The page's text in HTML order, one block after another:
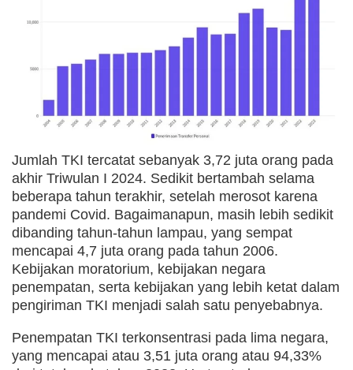
Jumlah TKI tercatat sebanyak 3,72 juta orang pada
akhir Triwulan I 2024. Sedikit bertambah selama
beberapa tahun terakhir, setelah merosot karena
pandemi Covid. Bagaimanapun, masih lebih sedikit
dibanding tahun-tahun lampau, yang sempat
mencapai 4,7 juta orang pada tahun 2006.
Kebijakan moratorium, kebijakan negara
penempatan, serta kebijakan yang lebih ketat dalam
pengiriman TKI menjadi salah satu penyebabnya.
Penempatan TKI terkonsentrasi pada lima negara,
yang mencapai atau 3,51 juta orang atau 94,33%